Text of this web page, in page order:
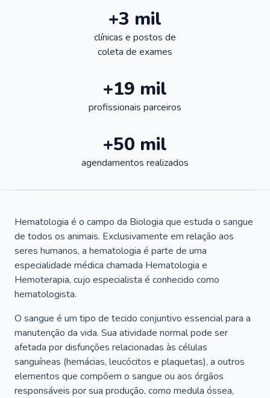
+3 mil
clínicas e postos de
coleta de exames
+19 mil
profissionais parceiros
+50 mil
agendamentos realizados
Hematologia é o campo da Biologia que estuda o sangue
de todos os animais. Exclusivamente em relação aos
seres humanos, a hematologia é parte de uma
especialidade médica chamada Hematologia e
Hemoterapia, cujo especialista é conhecido como
hematologista.
O sangue é um tipo de tecido conjuntivo essencial para a
manutenção da vida. Sua atividade normal pode ser
afetada por disfunções relacionadas às células
sanguíneas (hemácias, leucócitos e plaquetas), a outros
elementos que compõem o sangue ou aos órgãos
responsáveis por sua produção, como medula óssea,